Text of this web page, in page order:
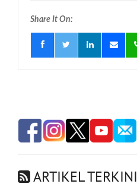
Share It On:
ARTIKEL TERKINI